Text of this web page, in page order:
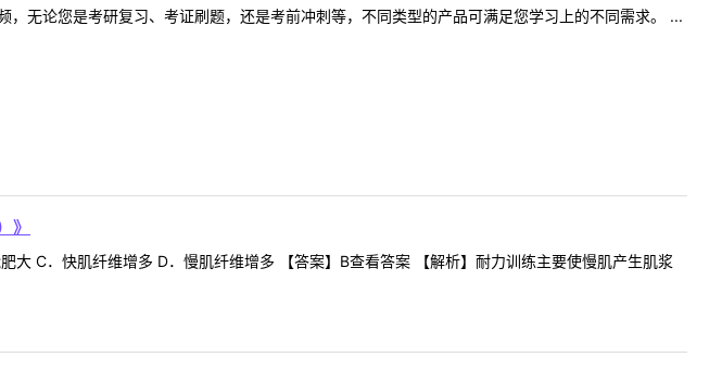
，无论您是考研复习、考证刷题，还是考前冲刺等，不同类型的产品可满足您学习上的不同需求。 ...
》
C．快肌纤维增多 D．慢肌纤维增多 【答案】B查看答案 【解析】耐力训练主要使慢肌产生肌浆